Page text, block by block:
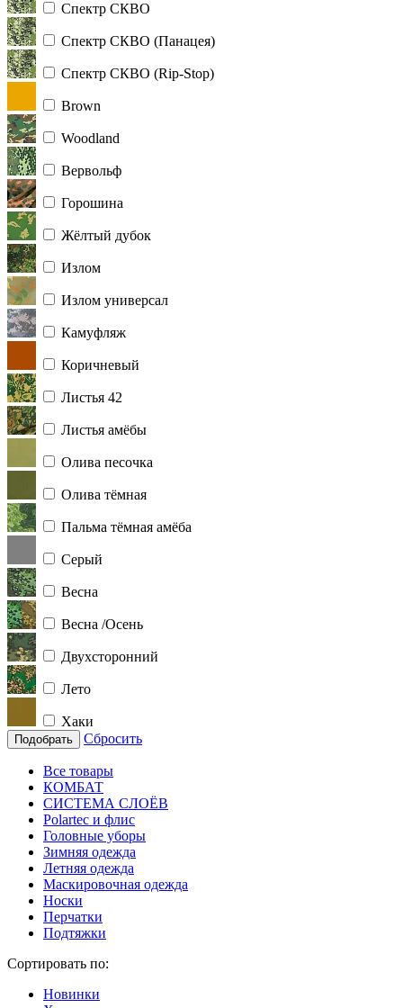
Спектр СКВО
Спектр СКВО (Панацея)
Спектр СКВО (Rip-Stop)
Brown
Woodland
Вервольф
Горошина
Жёлтый дубок
Излом
Излом универсал
Камуфляж
Коричневый
Листья 42
Листья амёбы
Олива песочка
Олива тёмная
Пальма тёмная амёба
Серый
Весна
Весна /Осень
Двухсторонний
Лето
Хаки
Подобрать Сбросить
Все товары
КОМБАТ
СИСТЕМА СЛОЁВ
Polartec и флис
Головные уборы
Зимняя одежда
Летняя одежда
Маскировочная одежда
Носки
Перчатки
Подтяжки
Сортировать по:
Новинки